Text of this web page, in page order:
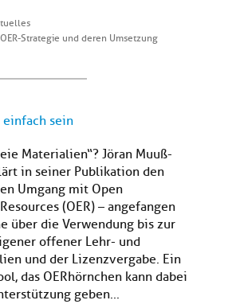
Strategie und deren Umsetzung
einfach sein
Materialien“? Jöran Muuß-
in seiner Publikation den
Umgang mit Open
(OER) – angefangen
über die Verwendung bis zur
offener Lehr- und
und der Lizenzvergabe. Ein
das OERhörnchen kann dabei
geben...